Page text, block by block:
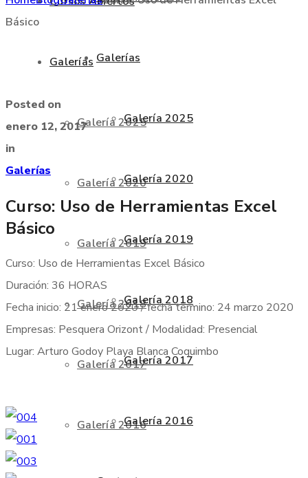
Galerías
Galería 2025
Galería 2020
Galería 2019
Galería 2018
Galería 2017
Galería 2016
Galerías
Galería 2025
Galería 2020
Galería 2019
Galería 2018
Galería 2017
Galería 2016
Básico
Posted on
enero 12, 2017
in
Galerías
Curso: Uso de Herramientas Excel
Básico
Curso: Uso de Herramientas Excel Básico
Duración: 36 HORAS
Fecha inicio: 21 enero 2020 / fecha termino: 24 marzo 2020
Empresas: Pesquera Orizont / Modalidad: Presencial
Lugar: Arturo Godoy Playa Blanca Coquimbo